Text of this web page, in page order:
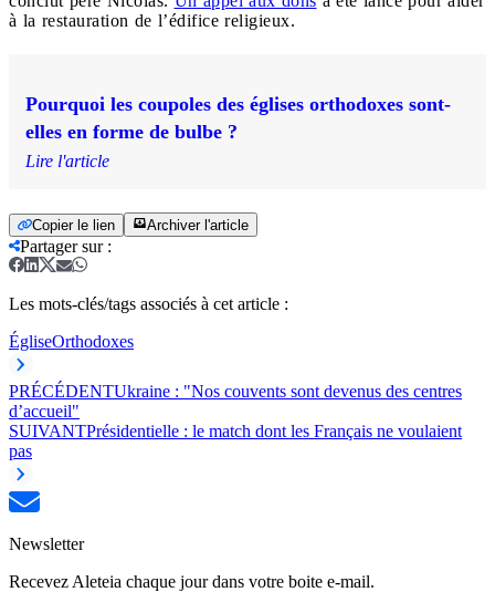
à la restauration de l’édifice religieux.
Pourquoi les coupoles des églises orthodoxes sont-
elles en forme de bulbe ?
Lire l'article
Copier le lien Archiver l'article
Partager sur:
Les mots-clés/tags associés à cet article :
ÉgliseOrthodoxes
PRÉCÉDENTUkraine : "Nos couvents sont devenus des centres
d’accueil"
SUIVANTPrésidentielle : le match dont les Français ne voulaient
pas
Newsletter
Recevez Aleteia chaque jour dans votre boite e-mail.